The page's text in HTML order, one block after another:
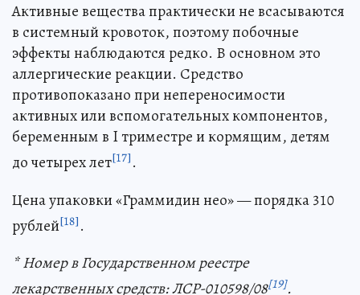
Активные вещества практически не всасываются
в системный кровоток, поэтому побочные
эффекты наблюдаются редко. В основном это
аллергические реакции. Средство
противопоказано при непереносимости
активных или вспомогательных компонентов,
беременным в I триместре и кормящим, детям
до четырех лет[17].
Цена упаковки «Граммидин нео» — порядка 310
рублей[18].
* Номер в Государственном реестре
лекарственных средств: ЛСР-010598/08[19].